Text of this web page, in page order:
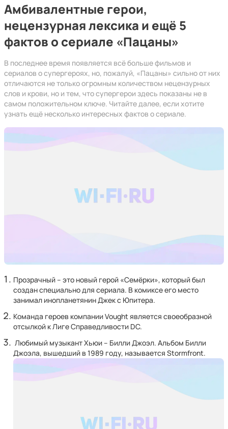
Амбивалентные герои,
нецензурная лексика и ещё 5
фактов о сериале «Пацаны»
В последнее время появляется всё больше фильмов и
сериалов о супергероях, но, пожалуй, «Пацаны» сильно от них
отличаются не только огромным количеством нецензурных
слов и крови, но и тем, что супергерои здесь показаны не в
самом положительном ключе. Читайте далее, если хотите
узнать ещё несколько интересных фактов о сериале.
Прозрачный – это новый герой «Семёрки», который был
создан специально для сериала. В комиксе его место
занимал инопланетянин Джек с Юпитера.
Команда героев компании Vought является своеобразной
отсылкой к Лиге Справедливости DC.
Любимый музыкант Хьюи – Билли Джоэл. Альбом Билли
Джоэла, вышедший в 1989 году, называется Stormfront.